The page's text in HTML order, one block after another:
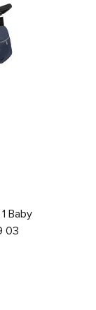
Baby
03